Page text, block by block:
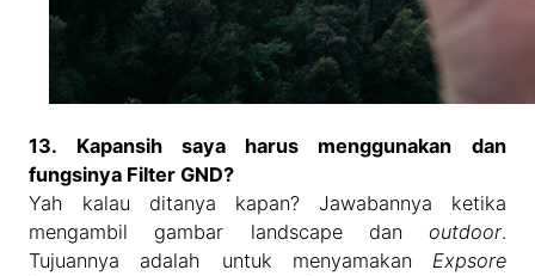
13. Kapansih saya harus menggunakan dan
fungsinya Filter GND?
Yah kalau ditanya kapan? Jawabannya ketika
mengambil gambar landscape dan outdoor.
Tujuannya adalah untuk menyamakan Expsore